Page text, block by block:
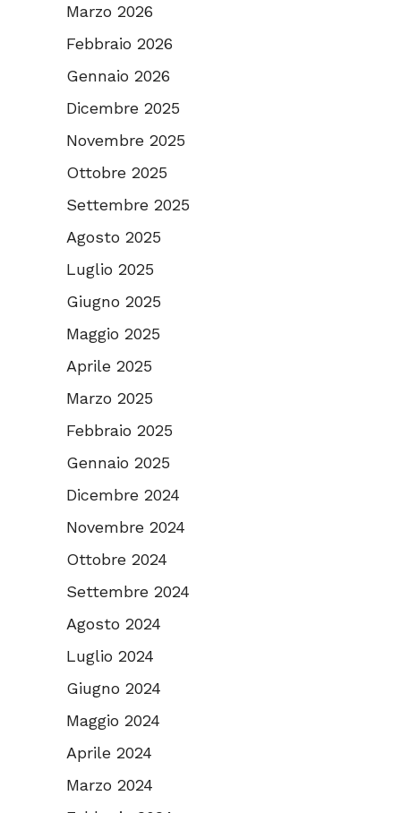
Marzo 2026
Febbraio 2026
Gennaio 2026
Dicembre 2025
Novembre 2025
Ottobre 2025
Settembre 2025
Agosto 2025
Luglio 2025
Giugno 2025
Maggio 2025
Aprile 2025
Marzo 2025
Febbraio 2025
Gennaio 2025
Dicembre 2024
Novembre 2024
Ottobre 2024
Settembre 2024
Agosto 2024
Luglio 2024
Giugno 2024
Maggio 2024
Aprile 2024
Marzo 2024